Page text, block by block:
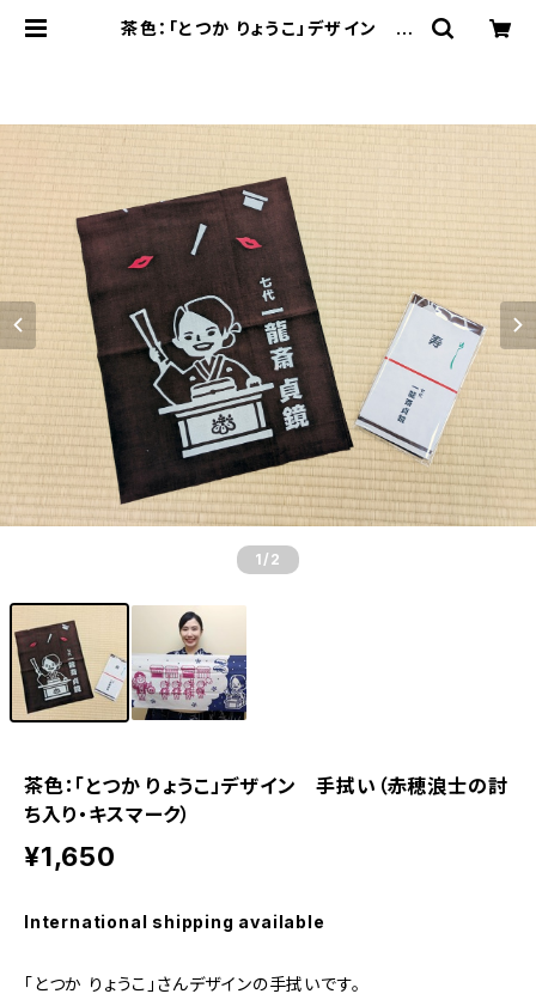
茶色：「とつか りょうこ」デザイン 手
1 /2
茶色：「とつか りょうこ」デザイン 手拭い（赤穂浪士の討
ち入り・キスマーク）
¥1,650
International shipping available
「とつか りょうこ」さんデザインの手拭いです。